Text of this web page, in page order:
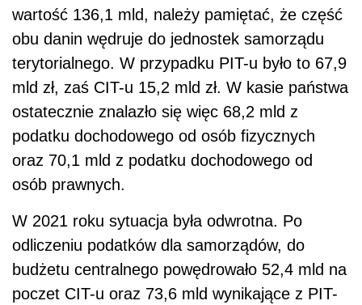
wartość 136,1 mld, należy pamiętać, że część
obu danin wędruje do jednostek samorządu
terytorialnego. W przypadku PIT-u było to 67,9
mld zł, zaś CIT-u 15,2 mld zł. W kasie państwa
ostatecznie znalazło się więc 68,2 mld z
podatku dochodowego od osób fizycznych
oraz 70,1 mld z podatku dochodowego od
osób prawnych.
W 2021 roku sytuacja była odwrotna. Po
odliczeniu podatków dla samorządów, do
budżetu centralnego powędrowało 52,4 mld na
poczet CIT-u oraz 73,6 mld wynikające z PIT-